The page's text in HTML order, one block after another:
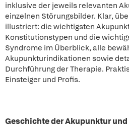
inklusive der jeweils relevanten
einzelnen Störungsbilder. Klar,
illustriert: die wichtigsten
Konstitutionstypen und die
Syndrome im Überblick, alle
Akupunkturindikationen sowie
Durchführung der Therapie.
Einsteiger und Profis.
Geschichte der Akupunktur